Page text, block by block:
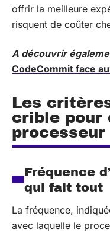
offrir la meilleure
risquent de coûter
A découvrir
CodeCommit face
Les
crible pour
processeur
Fréquence
qui fait tout
La fréquence,
avec laquelle le